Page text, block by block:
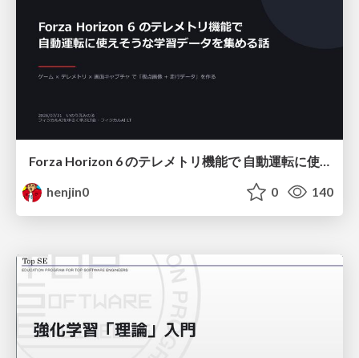
Forza Horizon 6 のテレメトリ機能で 自動運転に使えそうな学習データを集める話
henjin0
0 140